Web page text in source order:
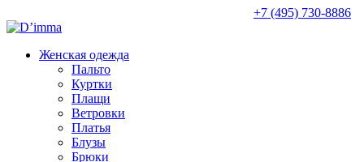
+7 (495) 730-8886
Женская одежда
Пальто
Куртки
Плащи
Ветровки
Платья
Блузы
Брюки